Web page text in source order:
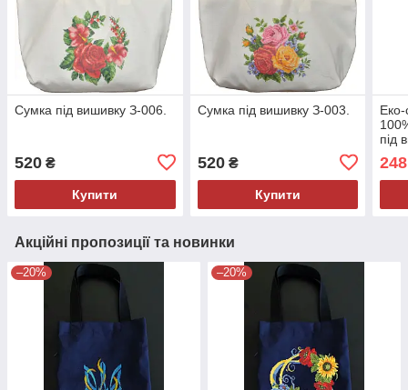
Сумка під вишивку З-006.
520 ₴
Купити
Сумка під вишивку З-003.
520₴
Купити
під
248
Акційні пропозиції та новинки
–20% –20%